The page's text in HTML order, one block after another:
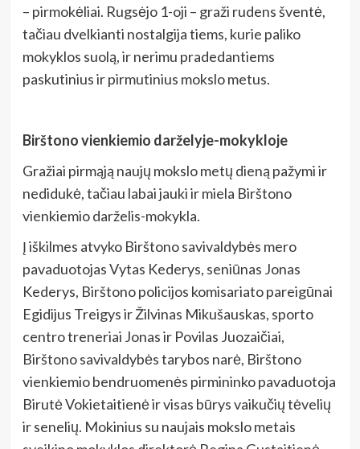
– pirmokėliai. Rugsėjo 1-oji – graži rudens šventė,
tačiau dvelkianti nostalgija tiems, kurie paliko
mokyklos suolą, ir nerimu pradedantiems
paskutinius ir pirmutinius mokslo metus.
Birštono vienkiemio darželyje-mokykloje
Gražiai pirmąją naujų mokslo metų dieną pažymi ir
nedidukė, tačiau labai jauki ir miela Birštono
vienkiemio darželis-mokykla.
Į iškilmes atvyko Birštono savivaldybės mero
pavaduotojas Vytas Kederys, seniūnas Jonas
Kederys, Birštono policijos komisariato pareigūnai
Egidijus Treigys ir Žilvinas Mikušauskas, sporto
centro treneriai Jonas ir Povilas Juozaičiai,
Birštono savivaldybės tarybos narė, Birštono
vienkiemio bendruomenės pirmininko pavaduotoja
Birutė Vokietaitienė ir visas būrys vaikučių tėvelių
ir senelių. Mokinius su naujais mokslo metais